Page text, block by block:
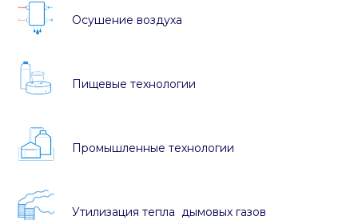
Осушение воздуха
Пищевые технологии
Промышленные технологии
Утилизация тепла дымовых газов